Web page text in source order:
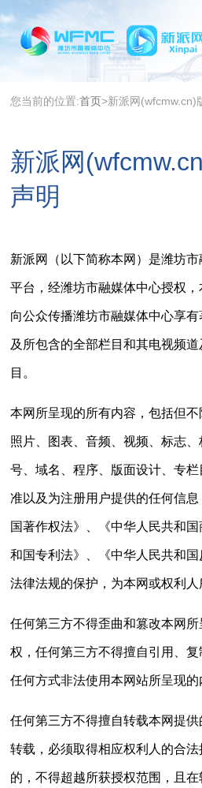
您当前的位置:首页>新派网(wfcmw.cn)
新派网
声明
新派网（以下简称本网）是潍坊
平台，经潍坊市融媒体中心授权
向公众传播潍坊市融媒体中心享
及所包含的全部栏目和其电视频
目。
本网所呈现的所有内容，包括但不
照片、图表、音频、视频、标志
号、域名、程序、版面设计、专
准以及为注册用户提供的任何信
国著作权法》、《中华人民共和
和国专利法》、《中华人民共和
法律法规的保护，为本网或权利人
任何第三方不得歪曲和篡改本网
权，任何第三方不得擅自引用、
任何方式非法使用本网站所呈现的
任何第三方不得擅自转载本网提
转载，必须取得相应权利人的合
的，不得超越所获授权范围，且